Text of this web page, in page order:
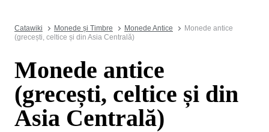
Catawiki Monede și Timbre Monede Antice
Monede antice
(grecești, celtice și din Asia Centrală)
Monede antice
(grecești, celtice și din
Asia Centrală)